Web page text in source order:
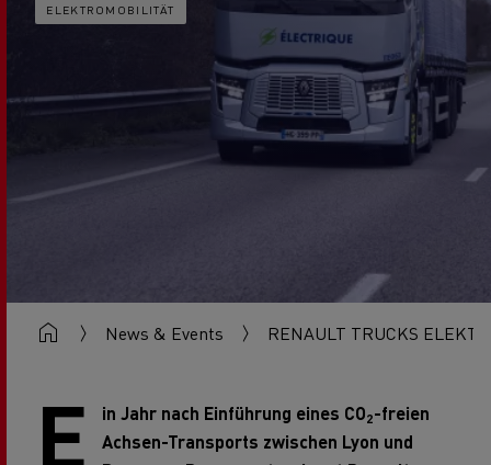
ELEKTROMOBILITÄT
News & Events RENAULT TRUCKS
E in Jahr nach Einführung eines CO2-freien
Achsen-Transports zwischen Lyon und